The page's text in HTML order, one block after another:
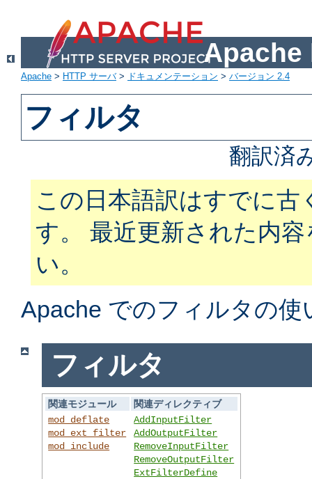
Apache
Apache > HTTP サーバ> ドキュメンテーション > バージョン 2.4
フィルタ
翻訳済
この日本語訳はすでに
す。 最近更新された内
い。
Apache でのフィルタの
フィルタ
関連モジュール
関連ディレクティブ
mod_deflate
mod_ext_filter
mod_include
AddInputFilter
AddOutputFilter
RemoveInputFilter
RemoveOutputFilter
ExtFilterDefine